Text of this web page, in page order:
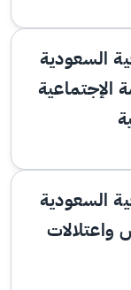
السعودية
الإجتماعية
السعودية
واعتلالات